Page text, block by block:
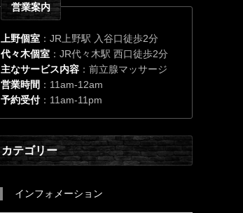
営業案内
上野個室 ：JR上野駅 入谷口徒歩2分
代々木個室 ：JR代々木駅 西口徒歩2分
主なサービス内容 ：前立腺マッサージ
営業時間 ：11am-12am
予約受付：11am-11pm
カテゴリー
インフォメーション